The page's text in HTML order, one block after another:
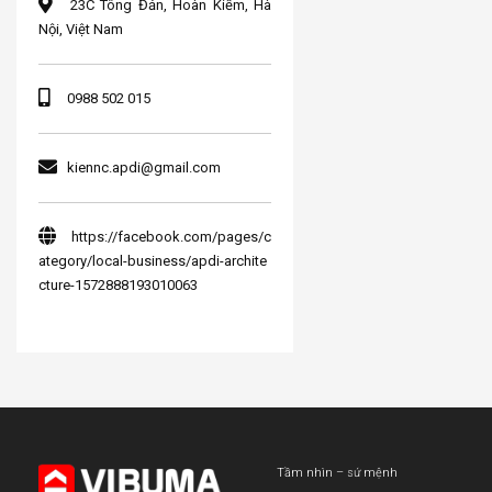
23C Tông Đản, Hoàn Kiếm, Hà
Nội, Việt Nam
0988 502 015
kiennc.apdi@gmail.com
https://facebook.com/pages/c
ategory/local-business/apdi-archite
cture-1572888193010063
Tầm nhìn – sứ mệnh